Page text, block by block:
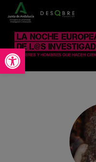
Abrir barra de herramientas